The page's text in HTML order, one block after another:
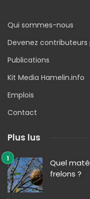
Qui sommes-nous
Devenez contributeurs
Publications
Kit Media Hamelin.info
Emplois
Contact
Plus lus
Quel
frelons ?